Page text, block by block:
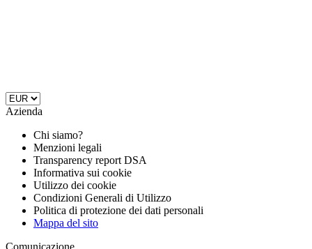
Azienda
Chi siamo?
Menzioni legali
Transparency report DSA
Informativa sui cookie
Utilizzo dei cookie
Condizioni Generali di Utilizzo
Politica di protezione dei dati personali
Mappa del sito